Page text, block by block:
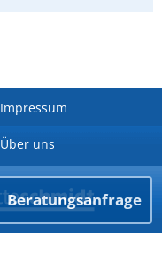
Beratungs­anfrage
Impressum
Über uns